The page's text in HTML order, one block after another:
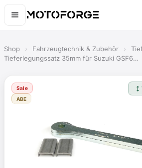
Shop › Fahrzeugtechnik & Zubehör ›
Tieferlegungssatz 35mm für Suzuki GSF6…
Sale
ABE
height